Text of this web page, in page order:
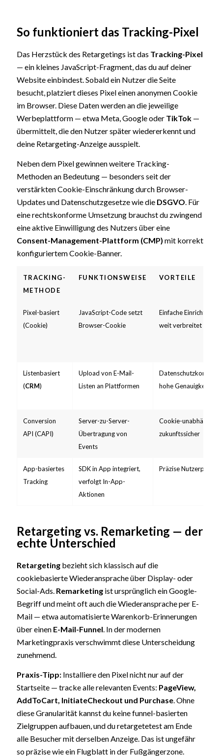
So funktioniert das Tracking-Pixel
Das Herzstück des Retargetings ist das Tracking-Pixel
— ein kleines JavaScript-Fragment, das du auf deiner
Website einbindest. Sobald ein Nutzer die Seite
besucht, platziert dieses Pixel einen anonymen Cookie
im Browser. Diese Daten werden an die jeweilige
Werbeplattform — etwa Meta, Google oder TikTok—
übermittelt, die den Nutzer später wiedererkennt und
deine Retargeting-Anzeige ausspielt.
Neben dem Pixel gewinnen weitere Tracking-
Methoden an Bedeutung — besonders seit der
verstärkten Cookie-Einschränkung durch Browser-
Updates und Datenschutzgesetze wie die DSGVO. Für
eine rechtskonforme Umsetzung brauchst du zwingend
eine aktive Einwilligung des Nutzers über eine
Consent-Management-Plattform (CMP) mit korrekt
konfiguriertem Cookie-Banner.
TRACKING-
METHODE
FUNKTIONSWEISE VORTEILE
Pixel-basiert
(Cookie)
JavaScript-Code setzt
Browser-Cookie
Einfache Einrichtung,
weit verbreitet
Listenbasiert
(CRM)
Upload von E-Mail-
Listen an Plattformen
hohe Genauigkeit
Conversion
API (CAPI)
Server-zu-Server-
Übertragung von
Events
Cookie-unabhängig,
zukunftssicher
App-basiertes
Tracking
SDK in App integriert,
verfolgt In-App-
Aktionen
Präzise Nutzerprofile
Retargeting vs. Remarketing — der
echte Unterschied
Retargetingbezieht sich klassisch auf die
cookiebasierte Wiederansprache über Display- oder
Social-Ads. Remarketingist ursprünglich ein Google-
Begriff und meint oft auch die Wiederansprache per E-
Mail — etwa automatisierte Warenkorb-Erinnerungen
über einen E-Mail-Funnel. In der modernen
Marketingpraxis verschwimmt diese Unterscheidung
zunehmend.
Praxis-Tipp:Installiere den Pixel nicht nur auf der
Startseite — tracke alle relevanten Events: PageView,
AddToCart, InitiateCheckout und Purchase. Ohne
diese Granularität kannst du keine funnel-basierten
Zielgruppen aufbauen, und du retargetetest am Ende
alle Besucher mit derselben Anzeige. Das ist ungefähr
so präzise wie ein Flugblatt in der Fußgängerzone.